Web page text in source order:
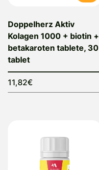
Doppelherz Aktiv
Kolagen 1000 + biotin +
betakaroten tablete, 30
tablet
11,82€